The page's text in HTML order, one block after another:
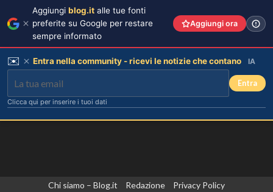
Chi siamo – Blog.it Redazione Privacy Policy
Chiara Ferragni incanta Formentera:
Aggiungi blog.it alle tue fonti
preferite su Google per restare
sempre informato
Aggiungi ora
✉️ Entra nella community - ricevi le notizie che contano IA
Entra
Clicca qui per inserire i tuoi dati